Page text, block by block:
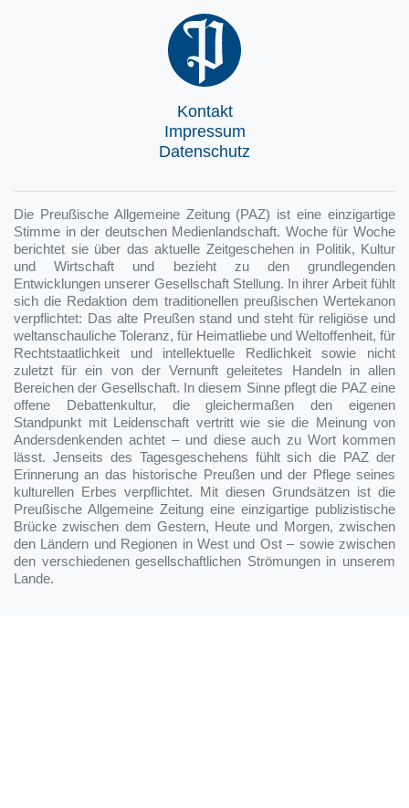
Kontakt
Impressum
Datenschutz
Die Preußische Allgemeine Zeitung (PAZ) ist eine einzigartige
Stimme in der deutschen Medienlandschaft. Woche für Woche
berichtet sie über das aktuelle Zeitgeschehen in Politik, Kultur
und Wirtschaft und bezieht zu den grundlegenden
Entwicklungen unserer Gesellschaft Stellung. In ihrer Arbeit fühlt
sich die Redaktion dem traditionellen preußischen Wertekanon
verpflichtet: Das alte Preußen stand und steht für religiöse und
weltanschauliche Toleranz, für Heimatliebe und Weltoffenheit, für
Rechtstaatlichkeit und intellektuelle Redlichkeit sowie nicht
zuletzt für ein von der Vernunft geleitetes Handeln in allen
Bereichen der Gesellschaft. In diesem Sinne pflegt die PAZ eine
offene Debattenkultur, die gleichermaßen den eigenen
Standpunkt mit Leidenschaft vertritt wie sie die Meinung von
Andersdenkenden achtet – und diese auch zu Wort kommen
lässt. Jenseits des Tagesgeschehens fühlt sich die PAZ der
Erinnerung an das historische Preußen und der Pflege seines
kulturellen Erbes verpflichtet. Mit diesen Grundsätzen ist die
Preußische Allgemeine Zeitung eine einzigartige publizistische
Brücke zwischen dem Gestern, Heute und Morgen, zwischen
den Ländern und Regionen in West und Ost – sowie zwischen
den verschiedenen gesellschaftlichen Strömungen in unserem
Lande.